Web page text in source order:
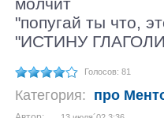
"попугай ты что,
"ИСТИНУ
Голосов: 81
Категория: про